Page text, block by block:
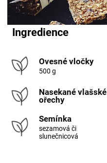
Ingredience
Ovesné vločky
500 g
Nasekané vlašské
ořechy
Semínka
sezamová či
slunečnicová